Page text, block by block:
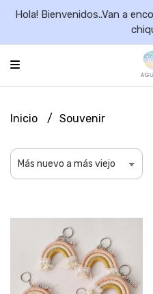
Hola! Bienvenidos..Van a
Inicio Souvenir